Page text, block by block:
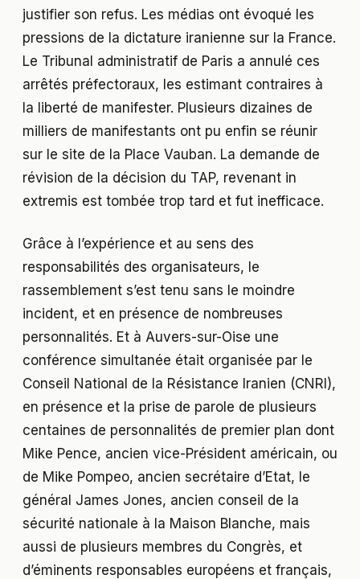
justifier son refus. Les médias ont évoqué les
pressions de la dictature iranienne sur la France.
Le Tribunal administratif de Paris a annulé ces
arrêtés préfectoraux, les estimant contraires à
la liberté de manifester. Plusieurs dizaines de
milliers de manifestants ont pu enfin se réunir
sur le site de la Place Vauban. La demande de
révision de la décision du TAP, revenant in
extremis est tombée trop tard et fut inefficace.
Grâce à l’expérience et au sens des
responsabilités des organisateurs, le
rassemblement s’est tenu sans le moindre
incident, et en présence de nombreuses
personnalités. Et à Auvers-sur-Oise une
conférence simultanée était organisée par le
Conseil National de la Résistance Iranien (CNRI),
en présence et la prise de parole de plusieurs
centaines de personnalités de premier plan dont
Mike Pence, ancien vice-Président américain, ou
de Mike Pompeo, ancien secrétaire d’Etat, le
général James Jones, ancien conseil de la
sécurité nationale à la Maison Blanche, mais
aussi de plusieurs membres du Congrès, et
d’éminents responsables européens et français,